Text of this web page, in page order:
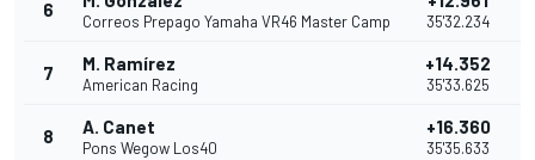
6
Correos Prepago Yamaha VR46 Master Camp 35'32.234
7 M. Ramírez
American Racing
+14.352
35'33.625
8 A. Canet
Pons Wegow Los40
+16.360
35'35.633